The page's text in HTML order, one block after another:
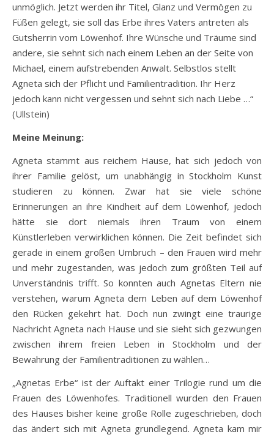
unmöglich. Jetzt werden ihr Titel, Glanz und Vermögen zu
Füßen gelegt, sie soll das Erbe ihres Vaters antreten als
Gutsherrin vom Löwenhof. Ihre Wünsche und Träume sind
andere, sie sehnt sich nach einem Leben an der Seite von
Michael, einem aufstrebenden Anwalt. Selbstlos stellt
Agneta sich der Pflicht und Familientradition. Ihr Herz
jedoch kann nicht vergessen und sehnt sich nach Liebe …“
(Ullstein)
Meine Meinung:
Agneta stammt aus reichem Hause, hat sich jedoch von
ihrer Familie gelöst, um unabhängig in Stockholm Kunst
studieren zu können. Zwar hat sie viele schöne
Erinnerungen an ihre Kindheit auf dem Löwenhof, jedoch
hätte sie dort niemals ihren Traum von einem
Künstlerleben verwirklichen können. Die Zeit befindet sich
gerade in einem großen Umbruch – den Frauen wird mehr
und mehr zugestanden, was jedoch zum größten Teil auf
Unverständnis trifft. So konnten auch Agnetas Eltern nie
verstehen, warum Agneta dem Leben auf dem Löwenhof
den Rücken gekehrt hat. Doch nun zwingt eine traurige
Nachricht Agneta nach Hause und sie sieht sich gezwungen
zwischen ihrem freien Leben in Stockholm und der
Bewahrung der Familientraditionen zu wählen…
„Agnetas Erbe“ ist der Auftakt einer Trilogie rund um die
Frauen des Löwenhofes. Traditionell wurden den Frauen
des Hauses bisher keine große Rolle zugeschrieben, doch
das ändert sich mit Agneta grundlegend. Agneta kam mir